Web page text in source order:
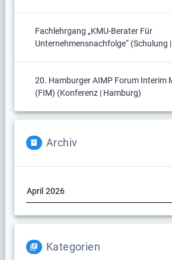
Fachlehrgang „KMU-Berater Für
Unternehmensnachfolge“ (Schulung
20. Hamburger AIMP Forum Interim
(FIM) (Konferenz | Hamburg)
Archiv
Kategorien